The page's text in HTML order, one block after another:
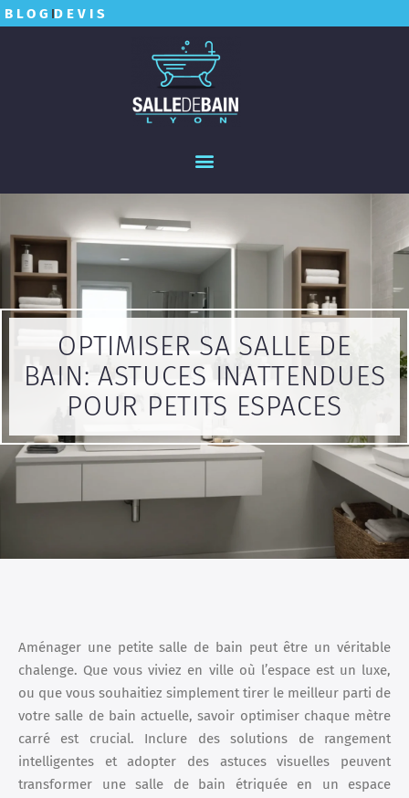
BLOG DEVIS
OPTIMISER SA SALLE DE
BAIN: ASTUCES INATTENDUES
POUR PETITS ESPACES
Aménager une petite salle de bain peut être un véritable
chalenge. Que vous viviez en ville où l’espace est un luxe,
ou que vous souhaitiez simplement tirer le meilleur parti de
votre salle de bain actuelle, savoir optimiser chaque mètre
carré est crucial. Inclure des solutions de rangement
intelligentes et adopter des astuces visuelles peuvent
transformer une salle de bain étriquée en un espace